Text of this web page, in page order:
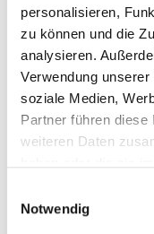
personalisieren,
zu können und die
analysieren.
Verwendung
soziale Medien,
Partner führen
weiteren Daten
Notwendig
Maschinen-